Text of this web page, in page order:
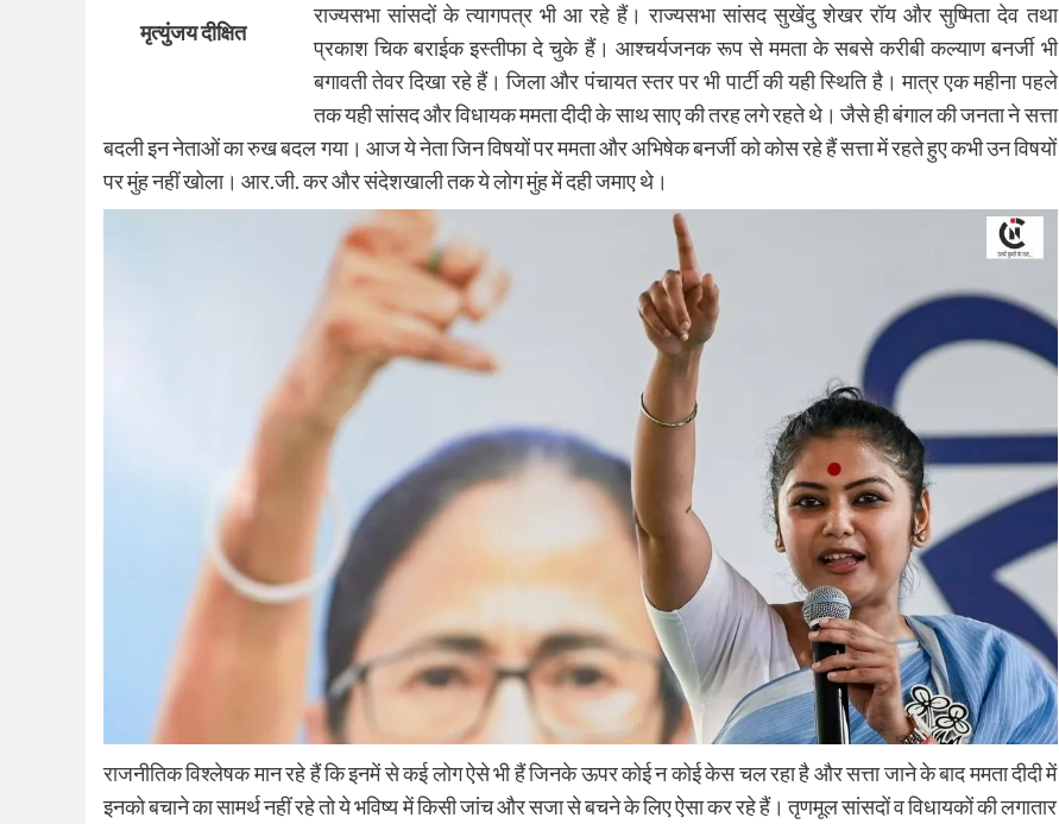
मृत्युंजय दीक्षित
राज्यसभा सांसदों के त्यागपत्र भी आ रहे हैं। राज्यसभा सांसद सुखेंदु शेखर रॉय और सुष्मिता देव तथा
प्रकाश चिक बराईक इस्तीफा दे चुके हैं। आश्चर्यजनक रूप से ममता के सबसे करीबी कल्याण बनर्जी भी
बगावती तेवर दिखा रहे हैं। जिला और पंचायत स्तर पर भी पार्टी की यही स्थिति है। मात्र एक महीना पहले
तक यही सांसद और विधायक ममता दीदी के साथ साए की तरह लगे रहते थे। जैसे ही बंगाल की जनता ने सत्ता
बदली इन नेताओं का रुख बदल गया। आज ये नेता जिन विषयों पर ममता और अभिषेक बनर्जी को कोस रहे हैं सत्ता में रहते हुए कभी उन विषयों
पर मुंह नहीं खोला। आर.जी. कर और संदेशखाली तक ये लोग मुंह में दही जमाए थे।
राजनीतिक विश्लेषक मान रहे हैं कि इनमें से कई लोग ऐसे भी हैं जिनके ऊपर कोई न कोई केस चल रहा है और सत्ता जाने के बाद ममता दीदी में
इनको बचाने का सामर्थ नहीं रहे तो ये भविष्य में किसी जांच और सजा से बचने के लिए ऐसा कर रहे हैं। तृणमूल सांसदों व विधायकों की लगातार